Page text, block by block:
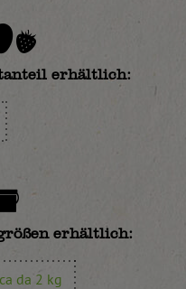
erhältlich:
erhältlich:
da 2 kg